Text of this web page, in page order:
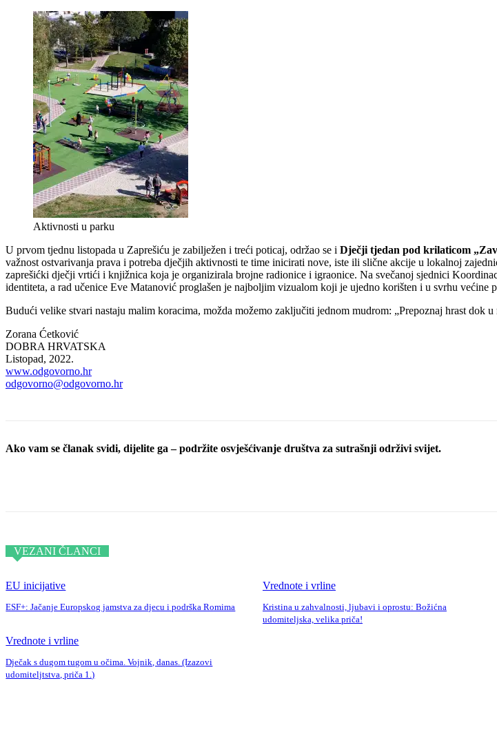
Aktivnosti u parku
U prvom tjednu listopada u Zaprešiću je zabilježen i treći poticaj, održao se i Dječji tjedan pod krilaticom
važnost ostvarivanja prava i potreba dječjih aktivnosti te time inicirati nove, iste ili slične akcije u lokalnoj
zaprešićki dječji vrtići i knjižnica koja je organizirala brojne radionice i igraonice. Na svečanoj sjednici
identiteta, a rad učenice Eve Matanović proglašen je najboljim vizualom koji je ujedno korišten i u svrhu većine
Budući velike stvari nastaju malim koracima, možda možemo zaključiti jednom mudrom: „Prepoznaj hrast dok
Zorana Ćetković
DOBRA HRVATSKA
Listopad, 2022.
www.odgovorno.hr
odgovorno@odgovorno.hr
Ako vam se članak svidi, dijelite ga – podržite osvješćivanje društva za sutrašnji održivi svijet.
VEZANI ČLANCI
EU inicijative
ESF+: Jačanje Europskog jamstva za djecu i podrška Romima
Vrednote i vrline
Kristina u zahvalnosti, ljubavi i oprostu: Božićna
udomiteljska, velika priča!
Vrednote i vrline
Dječak s dugom tugom u očima. Vojnik, danas. (Izazovi
udomiteljtstva, priča 1.)